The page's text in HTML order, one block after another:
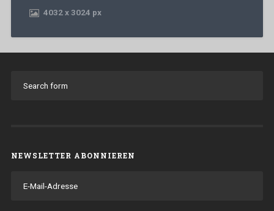
4032x3024 px
NEWSLETTER ABONNIEREN
Mail-